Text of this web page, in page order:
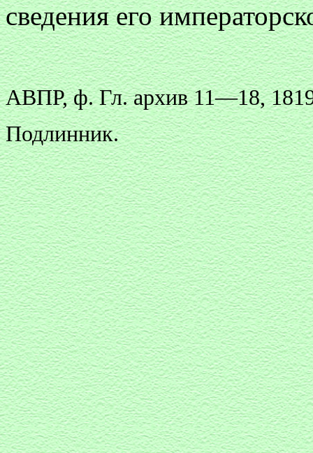
сведения его
АВПР, ф. Гл. архив 11—18,
Подлинник.